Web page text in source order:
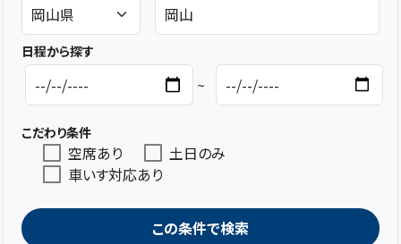
日程から探す
~
こだわり条件
空席あり
土日のみ
車いす対応あり
この条件で検索